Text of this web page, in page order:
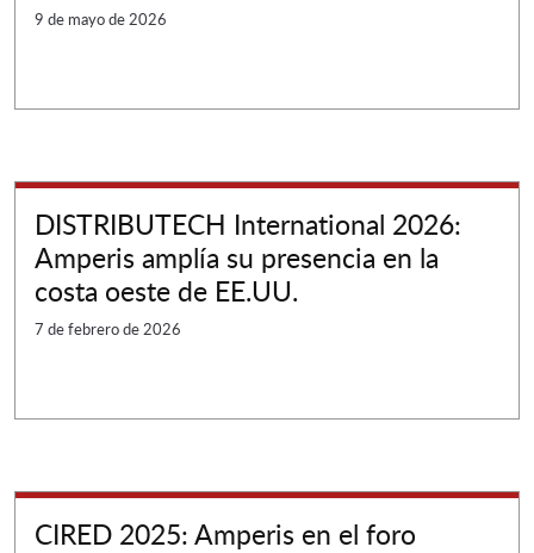
9 de mayo de 2026
DISTRIBUTECH International 2026:
Amperis amplía su presencia en la
costa oeste de EE.UU.
7 de febrero de 2026
CIRED 2025: Amperis en el foro